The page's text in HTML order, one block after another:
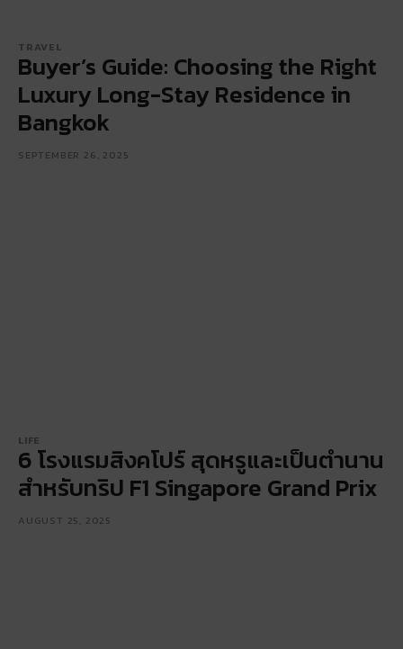
TRAVEL
Buyer’s Guide: Choosing the Right
Luxury Long-Stay Residence in
Bangkok
SEPTEMBER 26, 2025
LIFE
6 โรงแรมสิงคโปร์ สุดหรูและเป็นตำนาน
สำหรับทริป F1 Singapore Grand Prix
AUGUST 25, 2025